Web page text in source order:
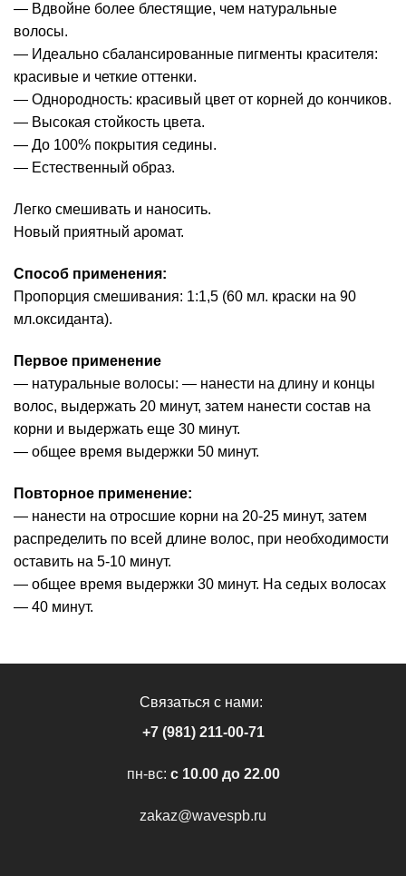
— Вдвойне более блестящие, чем натуральные
волосы.
— Идеально сбалансированные пигменты красителя:
красивые и четкие оттенки.
— Однородность: красивый цвет от корней до кончиков.
— Высокая стойкость цвета.
— До 100% покрытия седины.
— Естественный образ.
Легко смешивать и наносить.
Новый приятный аромат.
Способ применения:
Пропорция смешивания: 1:1,5 (60 мл. краски на 90
мл.оксиданта).
Первое применение
— натуральные волосы: — нанести на длину и концы
волос, выдержать 20 минут, затем нанести состав на
корни и выдержать еще 30 минут.
— общее время выдержки 50 минут.
Повторное применение:
— нанести на отросшие корни на 20-25 минут, затем
распределить по всей длине волос, при необходимости
оставить на 5-10 минут.
— общее время выдержки 30 минут. На седых волосах
— 40 минут.
Связаться с нами:
+7 (981) 211-00-71
пн-вс: c 10.00 до 22.00
zakaz@wavespb.ru